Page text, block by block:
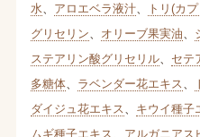
水 アロエベラ液汁、 トリ(カ
グリセリン
オリーブ果実油
ステアリン酸グリセリル、 セテ
多糖体、 ラベンダー花エキス
ダイジュ花エキス
キウイ種子
ムギ種子エキス
アルガニアス